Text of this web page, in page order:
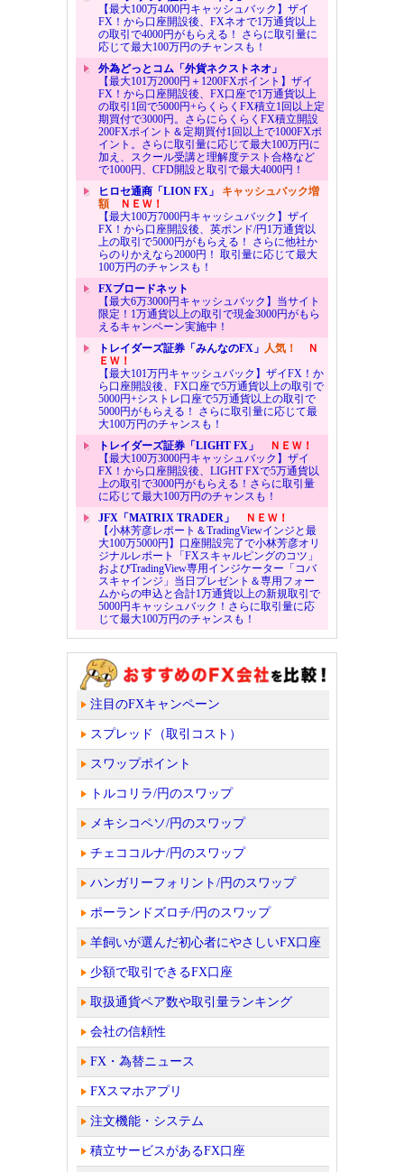
【最大100万4000円キャッシュバック】ザイ
FX！から口座開設後、FXネオで1万通貨以上
の取引で4000円がもらえる！ さらに取引量に
応じて最大100万円のチャンスも！
外為どっとコム「外貨ネクストネオ」
【最大101万2000円＋1200FXポイント】ザイ
FX！から口座開設後、FX口座で1万通貨以上
の取引1回で5000円+らくらくFX積立1回以上定
期買付で3000円。さらにらくらくFX積立開設
200FXポイント＆定期買付1回以上で1000FXポ
イント。さらに取引量に応じて最大100万円に
加え、スクール受講と理解度テスト合格など
で1000円、CFD開設と取引で最大4000円！
ヒロセ通商「LION FX」 キャッシュバック増
額ＮＥＷ！
【最大100万7000円キャッシュバック】ザイ
FX！から口座開設後、英ポンド/円1万通貨以
上の取引で5000円がもらえる！ さらに他社か
らのりかえなら2000円！ 取引量に応じて最大
100万円のチャンスも！
FXブロードネット
【最大6万3000円キャッシュバック】当サイト
限定！1万通貨以上の取引で現金3000円がもら
えるキャンペーン実施中！
トレイダーズ証券「みんなのFX」 人気！
Ｎ
ＥＷ！
【最大101万円キャッシュバック】ザイFX！か
ら口座開設後、FX口座で5万通貨以上の取引で
5000円+シストレ口座で5万通貨以上の取引で
5000円がもらえる！ さらに取引量に応じて最
大100万円のチャンスも！
トレイダーズ証券「LIGHT FX」
ＮＥＷ！
【最大100万3000円キャッシュバック】ザイ
FX！から口座開設後、LIGHT FXで5万通貨以
上の取引で3000円がもらえる！さらに取引量
に応じて最大100万円のチャンスも！
JFX「MATRIX TRADER」
ＮＥＷ！
【小林芳彦レポート＆TradingViewインジと最
大100万5000円】口座開設完了で小林芳彦オリ
ジナルレポート「FXスキャルピングのコツ」
およびTradingView専用インジケーター「コバ
スキャインジ」当日プレゼント＆専用フォー
ムからの申込と合計1万通貨以上の新規取引で
5000円キャッシュバック！さらに取引量に応
じて最大100万円のチャンスも！
注目のFXキャンペーン
スプレッド（取引コスト）
スワップポイント
トルコリラ/円のスワップ
メキシコペソ/円のスワップ
チェココルナ/円のスワップ
ハンガリーフォリント/円のスワップ
ポーランドズロチ/円のスワップ
羊飼いが選んだ初心者にやさしいFX口座
少額で取引できるFX口座
取扱通貨ペア数や取引量ランキング
会社の信頼性
FX・為替ニュース
FXスマホアプリ
注文機能・システム
積立サービスがあるFX口座